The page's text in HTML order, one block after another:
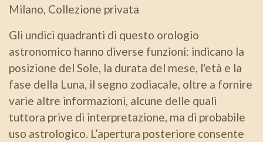
Milano, Collezione privata
Gli undici quadranti di questo orologio
astronomico hanno diverse funzioni: indicano la
posizione del Sole, la durata del mese, l'età e la
fase della Luna, il segno zodiacale, oltre a fornire
varie altre informazioni, alcune delle quali
tuttora prive di interpretazione, ma di probabile
uso astrologico. L’apertura posteriore consente